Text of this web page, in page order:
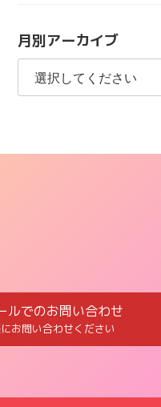
月別アーカイブ
ルでのお問い合わせ
お問い合わせください